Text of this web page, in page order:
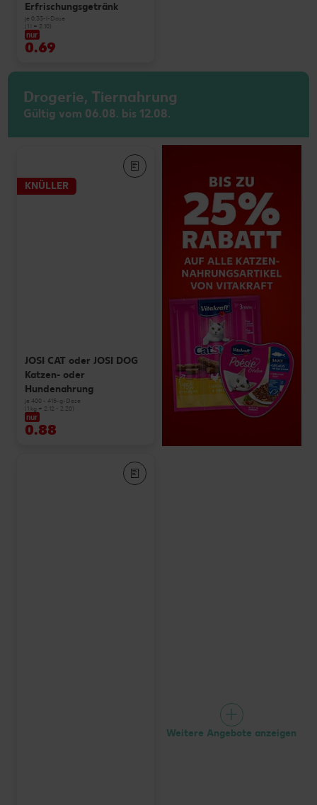
Erfrischungsgetränk
je 0,33-l-Dose
(1 l = 2.10)
nur
0.69
Drogerie, Tiernahrung
Gültig vom 06.08. bis 12.08.
KNÜLLER
JOSI CAT oder JOSI DOG
Katzen- oder
Hundenahrung
je 400 - 415-g-Dose
(1 kg = 2.12 - 2.20)
nur
0.88
Weitere Angebote anzeigen